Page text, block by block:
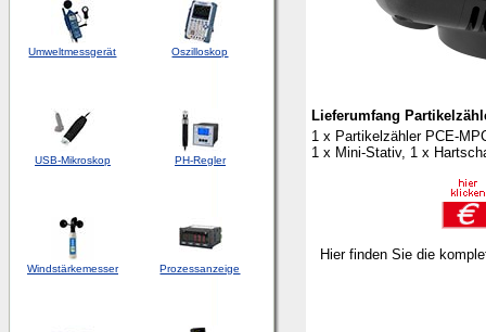
Umweltmessgerät Oszilloskop
USB-Mikroskop PH-Regler
Windstärkemesser Prozessanzeige
Lieferumfang
1 x Partikelzähler PCE-
1 x Mini-Stativ, 1 x
Hier finden Sie die